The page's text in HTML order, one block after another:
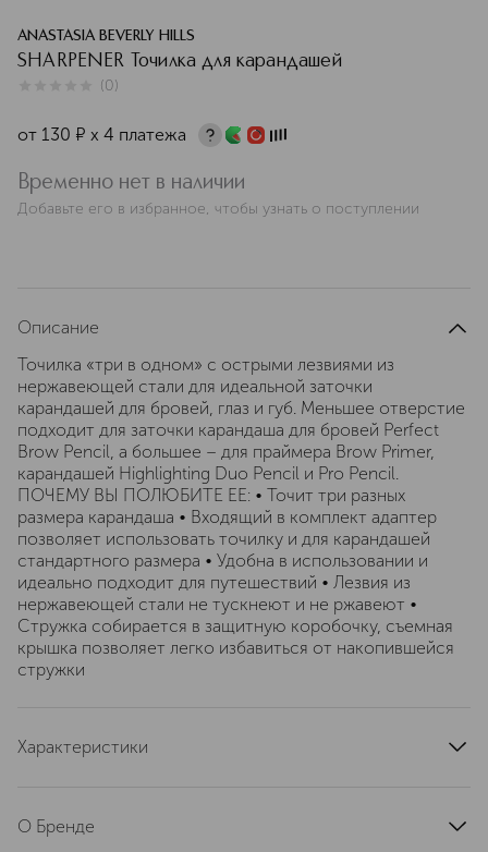
ANASTASIA BEVERLY HILLS
SHARPENER Точилка для карандашей
(0)
от 130 ¤ х 4 платежа
Временно нет в наличии
Добавьте его в избранное, чтобы узнать о поступлении
Описание
Точилка «три в одном» с острыми лезвиями из
нержавеющей стали для идеальной заточки
карандашей для бровей, глаз и губ. Меньшее отверстие
подходит для заточки карандаша для бровей Perfect
Brow Pencil, а большее – для праймера Brow Primer,
карандашей Highlighting Duo Pencil и Pro Pencil.
ПОЧЕМУ ВЫ ПОЛЮБИТЕ ЕЕ: • Точит три разных
размера карандаша • Входящий в комплект адаптер
позволяет использовать точилку и для карандашей
стандартного размера • Удобна в использовании и
идеально подходит для путешествий • Лезвия из
нержавеющей стали не тускнеют и не ржавеют •
Стружка собирается в защитную коробочку, съемная
крышка позволяет легко избавиться от накопившейся
стружки
Характеристики
страна производства
О Бренде